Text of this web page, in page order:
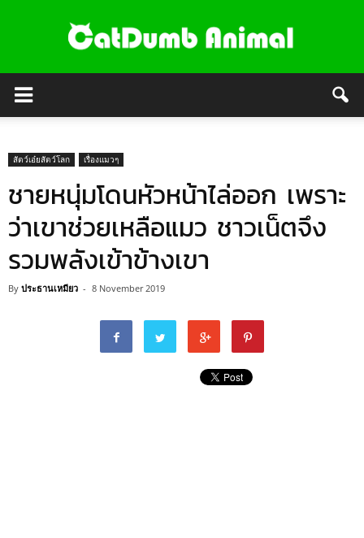
สัตว์เอ๋ยสัตว์โลก เรื่องแมวๆ
ชายหนุ่มโดนหัวหน้าไล่ออก เพราะ
ว่าเขาช่วยเหลือแมว ชาวเน็ตจึง
รวมพลังเข้าข้างเขา
By ประธานเหมียว - 8 November 2019